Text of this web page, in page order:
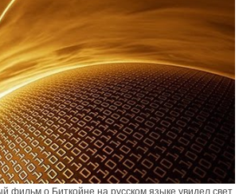
фильм о Биткойне на русском языке увидел свет